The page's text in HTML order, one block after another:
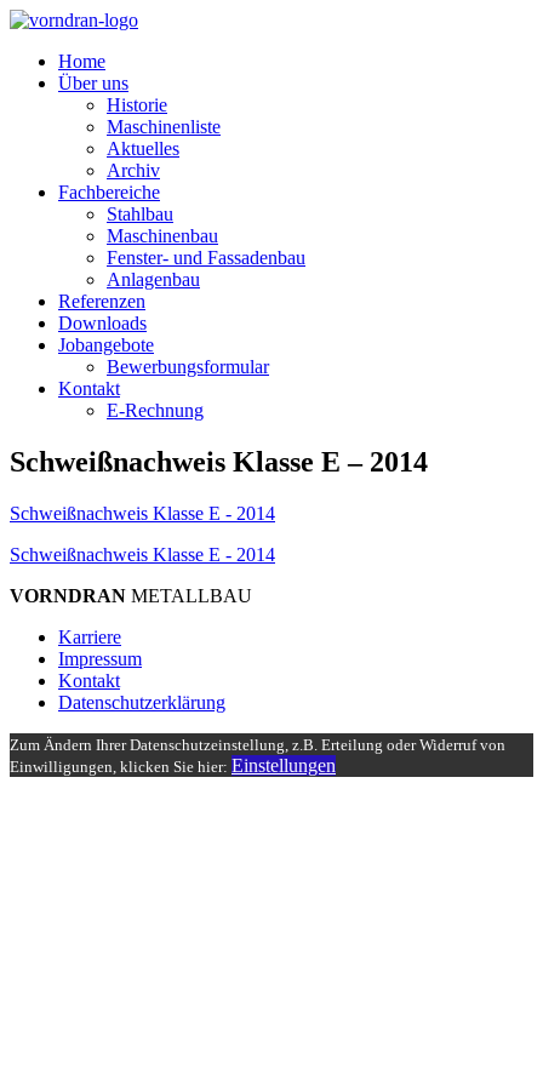
Home
Über uns
Historie
Maschinenliste
Aktuelles
Archiv
Fachbereiche
Stahlbau
Maschinenbau
Fenster- und Fassadenbau
Anlagenbau
Referenzen
Downloads
Jobangebote
Bewerbungsformular
Kontakt
E-Rechnung
Schweißnachweis Klasse E – 2014
Schweißnachweis Klasse E - 2014
Schweißnachweis Klasse E - 2014
VORNDRAN METALLBAU
Karriere
Impressum
Kontakt
Datenschutzerklärung
Zum Ändern Ihrer Datenschutzeinstellung, z.B. Erteilung oder Widerruf von
Einwilligungen, klicken Sie hier: Einstellungen